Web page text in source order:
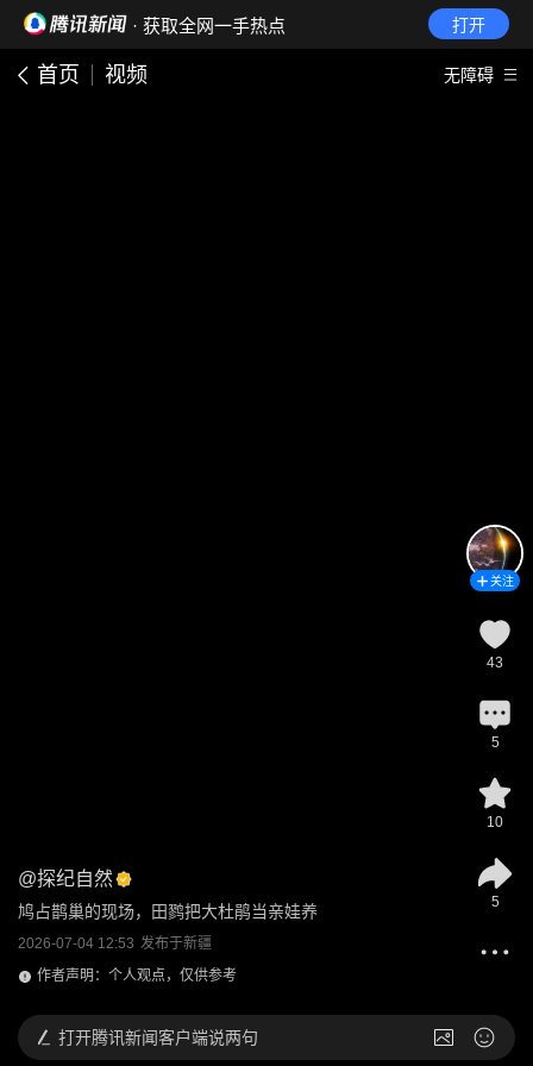
· 获取全网一手热点 打开
首页 视频 无障碍
@探纪自然
鸠占鹊巢的现场，田鹨把大杜鹃当亲娃养
2026-07-04 12:53 发布于新疆
作者声明：个人观点，仅供参考
关注
43
5
10
5
打开腾讯新闻客户端说两句